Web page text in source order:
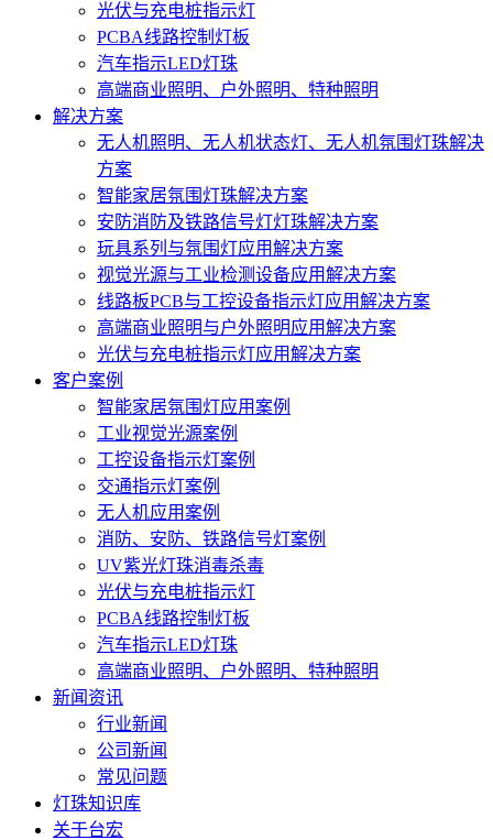
光伏与充电桩指示灯
PCBA线路控制灯板
汽车指示LED灯珠
高端商业照明、户外照明、特种照明
解决方案
无人机照明、无人机状态灯、无人机氛围灯珠解决
方案
智能家居氛围灯珠解决方案
安防消防及铁路信号灯灯珠解决方案
玩具系列与氛围灯应用解决方案
视觉光源与工业检测设备应用解决方案
线路板PCB与工控设备指示灯应用解决方案
高端商业照明与户外照明应用解决方案
光伏与充电桩指示灯应用解决方案
客户案例
智能家居氛围灯应用案例
工业视觉光源案例
工控设备指示灯案例
交通指示灯案例
无人机应用案例
消防、安防、铁路信号灯案例
UV紫光灯珠消毒杀毒
光伏与充电桩指示灯
PCBA线路控制灯板
汽车指示LED灯珠
高端商业照明、户外照明、特种照明
新闻资讯
行业新闻
公司新闻
常见问题
灯珠知识库
关于台宏